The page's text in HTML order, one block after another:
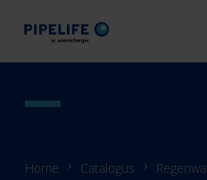
Home Catalogus